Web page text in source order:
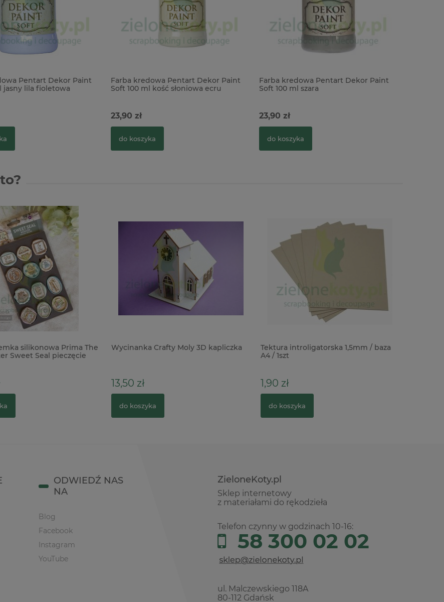
Pentart Dekor Paint
jasny lila fioletowa
Farba kredowa Pentart Dekor Paint
Soft 100 ml kość słoniowa ecru
23,90 zł
do koszyka
Farba kredowa Pentart Dekor Paint
Soft 100 ml szara
23,90 zł
do koszyka
silikonowa Prima The
Sweet Seal pieczęcie
Wycinanka Crafty Moly 3D kapliczka
13,50 zł
do koszyka
Tektura introligatorska 1,5mm / baza
A4 / 1szt
1,90 zł
do koszyka
ZieloneKoty.pl
Sklep internetowy
z materiałami do rękodzieła
Telefon czynny w godzinach 10-16:
58 300 02 02
ul. Malczewskiego 118A
80-112 Gdańsk
ODWIEDŹ NAS
NA
Blog
Facebook
Instagram
YouTube